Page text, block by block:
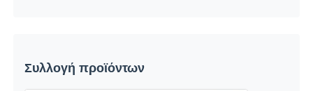
Συλλογή προϊόντων